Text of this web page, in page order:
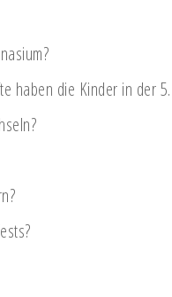
haben die Kinder in der